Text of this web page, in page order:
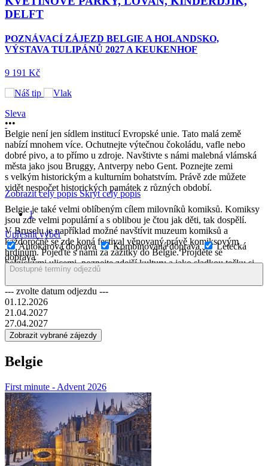
DELFT
POZNÁVACÍ ZÁJEZD BELGIE A HOLANDSKO,
VÝSTAVA TULIPÁNŮ 2027 A KEUKENHOF
9 191 Kč
Sleva
•••
Belgie není jen sídlem institucí Evropské unie. Tato malá země
nabízí mnohem více. Ochutnejte výtečnou čokoládu, vafle nebo
dobré pivo, a to přímo u zdroje. Navštivte s námi malebná vlámská
města jako jsou Bruggy, Antverpy nebo Gent. Poznejte zemi
s velkým historickým a kulturním bohatstvím. Právě zde můžete
vidět nespočet historických památek z různých období.
Belgie je také velmi oblíbeným cílem milovníků komiksů. Komiksy
jsou zde velmi populární a s oblibou je čtou jak děti, tak dospělí.
V Bruselu je například možné navštívit muzeum komiksů a
každoročně se zde koná festival věnovaný právě komiksovým
hrdinům. Pojeďte s námi za zážitky do Belgie. Projděte se
belgickými ulicemi, poznejte zdejší kulturu a jako sladkou tečku si
dopřejte světově proslulé belgické pralinky!
Zobrazit celý popis Skrýt celý popis
1
Upřesnit výběr
Autokarová doprava
Kombinovaná doprava
Letecká
doprava
Dostupné termíny odjezdů
--- zvolte datum odjezdu ---
01.12.2026
21.04.2027
27.04.2027
Belgie
First minute - Advent 2026